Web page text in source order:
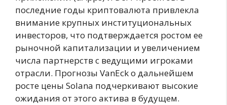
последние годы криптовалюта привлекла
внимание крупных институциональных
инвесторов, что подтверждается ростом ее
рыночной капитализации и увеличением
числа партнерств с ведущими игроками
отрасли. Прогнозы VanEck о дальнейшем
росте цены Solana подчеркивают высокие
ожидания от этого актива в будущем.